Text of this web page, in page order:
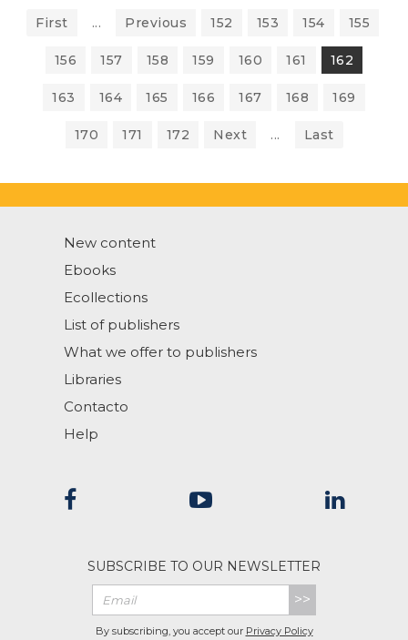
First ... Previous 152 153 154 155
156 157 158 159 160 161 162
163 164 165 166 167 168 169
170 171 172 Next ... Last
New content
Ebooks
Ecollections
List of publishers
What we offer to publishers
Libraries
Contacto
Help
SUBSCRIBE TO OUR NEWSLETTER
>>
By subscribing, you accept our Privacy Policy